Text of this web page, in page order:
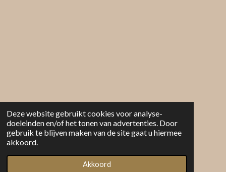
Deze website gebruikt cookies voor analyse-
doeleinden en/of het tonen van advertenties. Door
gebruik te blijven maken van de site gaat u hiermee
akkoord.
Akkoord